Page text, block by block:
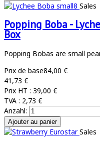
Sales
Popping Boba -
Box
Popping Bobas are small
Prix de base84,00 €
41,73 €
Prix HT : 39,00 €
TVA : 2,73 €
Anzahl:
Sales